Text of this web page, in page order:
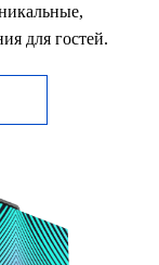
для гостей.